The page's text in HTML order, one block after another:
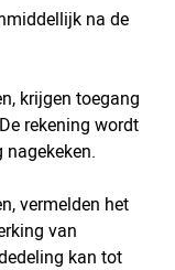
na de
krijgen toegang
rekening wordt
vermelden het
van
kan tot